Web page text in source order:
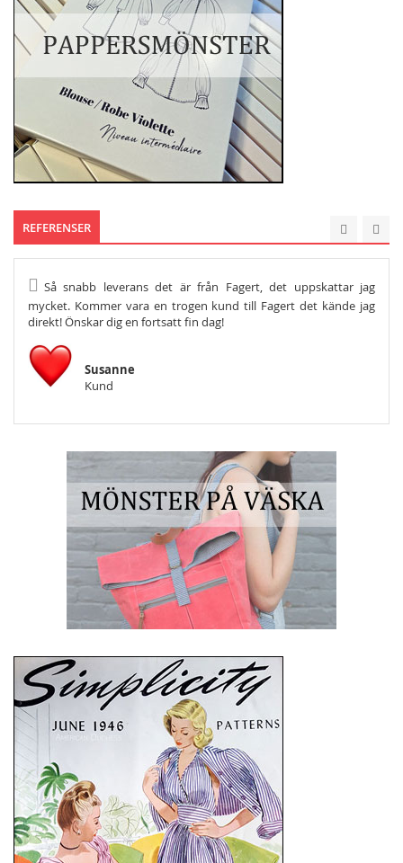
REFERENSER
Så snabb leverans det är från Fagert, det uppskattar jag
mycket. Kommer vara en trogen kund till Fagert det kände jag
direkt! Önskar dig en fortsatt fin dag!
Susanne
Kund